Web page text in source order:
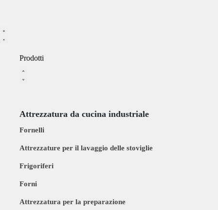
Prodotti
Attrezzatura da cucina industriale
Fornelli
Attrezzature per il lavaggio delle stoviglie
Frigoriferi
Forni
Attrezzatura per la preparazione